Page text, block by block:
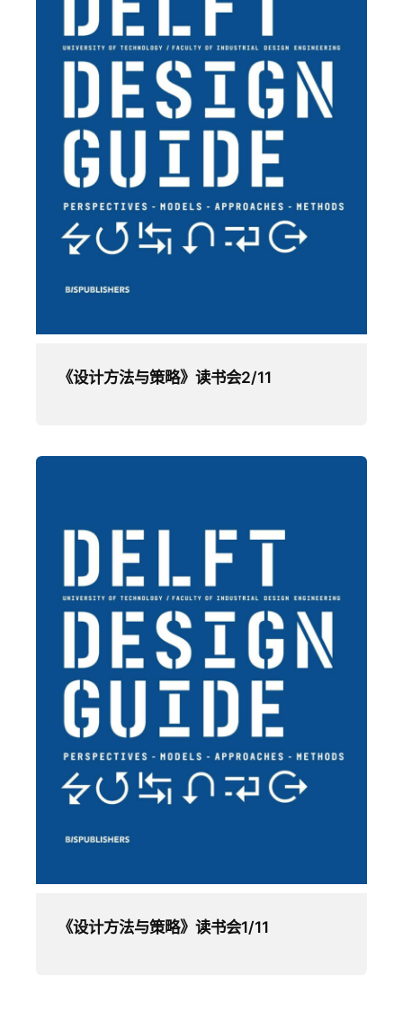
《设计方法与策略》读书会2/11
《设计方法与策略》读书会1/11